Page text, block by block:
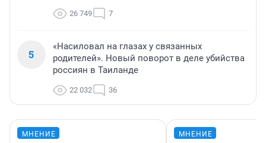
26 749 7
5
«Насиловал на глазах у связанных
родителей». Новый поворот в деле убийства
россиян в Таиланде
22 032 36
МНЕНИЕ МНЕНИЕ